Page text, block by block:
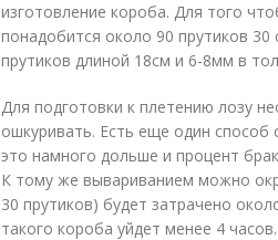
изготовление короба. Для того
понадобится около 90 прутиков
прутиков длиной 18см и 6-8мм в
Для подготовки к плетению лозу
ошкуривать. Есть еще один
это намного дольше и процент
К тому же вывариванием можно
30 прутиков) будет затрачено
такого короба уйдет менее 4 часов.